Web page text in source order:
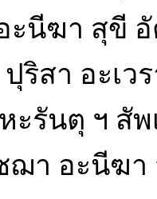
นีฆา สุขี อั
ริสา อะเ
ะรันตุ ฯ สั
ฌา อะนีฆ